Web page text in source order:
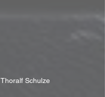
Thoralf Schulze